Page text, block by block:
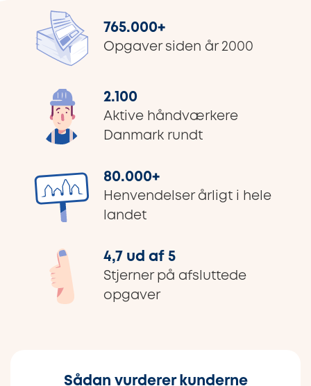
765.000+
Opgaver siden år 2000
2.100
Aktive håndværkere
Danmark rundt
80.000+
Henvendelser årligt i hele
landet
4,7 ud af 5
Stjerner på afsluttede
opgaver
Sådan vurderer kunderne